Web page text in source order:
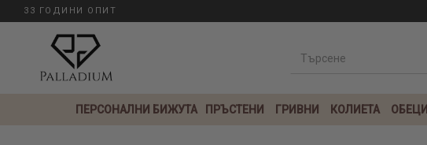
33 ГОДИНИ ОПИТ
ПЕРСОНАЛНИ БИЖУТА ПРЪСТЕНИ ГРИВНИ КОЛИЕТА ОБЕЦИ